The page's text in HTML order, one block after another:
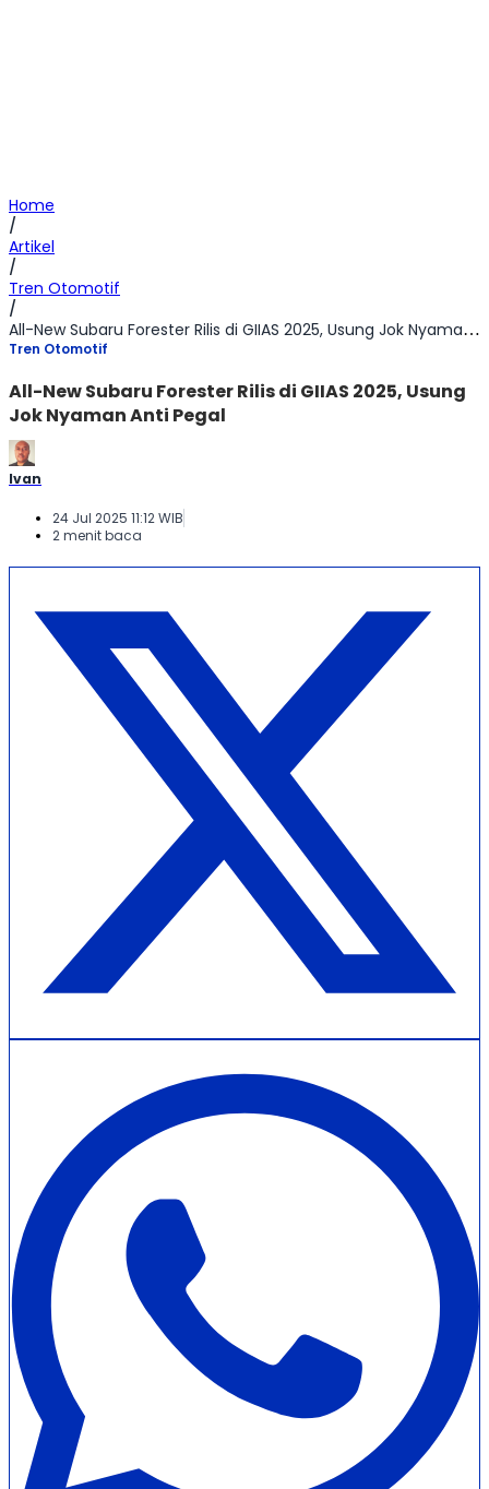
Home
/
Artikel
/
Tren Otomotif
/
All-New Subaru Forester Rilis di GIIAS 2025, Usung Jok Nyaman Anti Pegal
Tren Otomotif
All-New Subaru Forester Rilis di GIIAS 2025, Usung
Jok Nyaman Anti Pegal
Ivan
24 Jul 2025 11:12 WIB
2 menit baca